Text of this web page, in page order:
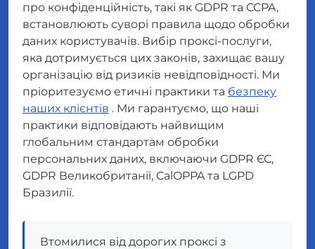
про конфіденційність, такі як GDPR та CCPA,
встановлюють суворі правила щодо обробки
даних користувачів. Вибір проксі-послуги,
яка дотримується цих законів, захищає вашу
організацію від ризиків невідповідності. Ми
пріоритезуємо етичні практики та безпеку
наших клієнтів . Ми гарантуємо, що наші
практики відповідають найвищим
глобальним стандартам обробки
персональних даних, включаючи GDPR ЄС,
GDPR Великобританії, CalOPPA та LGPD
Бразилії.
Втомилися від дорогих проксі з